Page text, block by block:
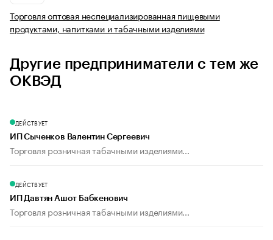
Торговля оптовая неспециализированная пищевыми
продуктами, напитками и табачными изделиями
Другие предприниматели с тем же
ОКВЭД
ДЕЙСТВУЕТ
ИП Сыченков Валентин Сергеевич
Торговля розничная табачными изделиями...
ДЕЙСТВУЕТ
ИП Давтян Ашот Бабкенович
Торговля розничная табачными изделиями...